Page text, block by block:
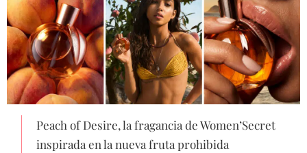
Peach of Desire, la fragancia de Women’Secret
inspirada en la nueva fruta prohibida